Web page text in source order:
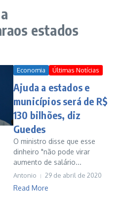
estados
Economia Últimas Notícias
Ajuda a estados e
municípios será de R$
130 bilhões, diz
Guedes
O ministro disse que esse
dinheiro "não pode virar
aumento de salário...
Antonio 29 de abril de 2020
Read More